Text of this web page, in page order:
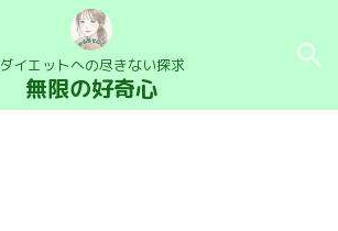
ダイエットへの尽きない探求
無限の好奇心